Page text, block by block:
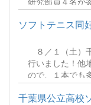
きました！毎年
えた記念大会と
山市、柏市の
部門は「湯沸
今年は湯沸かし
調理部門に５チ
りました。続き
ソフトテニス
８／１（土）
行いました！他
ので、１本でも
きをみる
千葉県公立高